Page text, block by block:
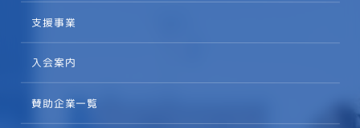
支援事業
入会案内
賛助企業一覧